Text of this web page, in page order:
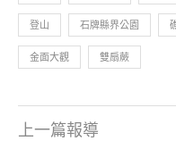
登山 石牌縣界公園
金面大觀 雙扇蕨
上一篇報導